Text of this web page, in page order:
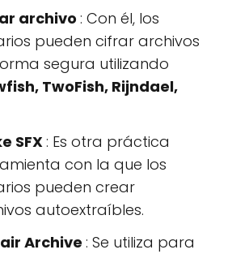
archivo : Con él, los
pueden cifrar archivos
segura utilizando
TwoFish, Rijndael,
SFX: Es otra práctica
con la que los
pueden crear
autoextraíbles.
Archive: Se utiliza para